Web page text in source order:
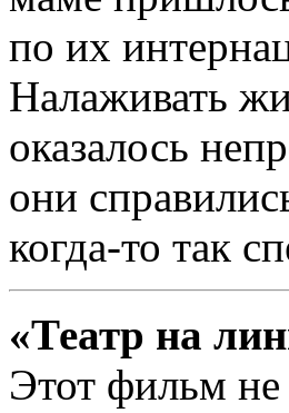
по их
Налаживать
оказалось
они
когда-то так
«Театр на
Этот фильм не